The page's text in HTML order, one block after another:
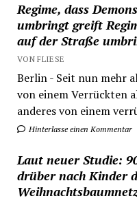
Regime, dass
umbringt greift
auf der Straße
VON FLIESE
Berlin - Seit nun mehr
von einem Verrückten
anderes von einem
Hinterlasse einen Kommentar
Laut neuer Studie:
drüber nach Kinder